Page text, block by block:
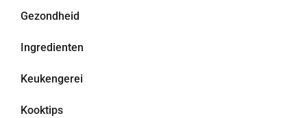
Gezondheid
Ingredienten
Keukengerei
Kooktips